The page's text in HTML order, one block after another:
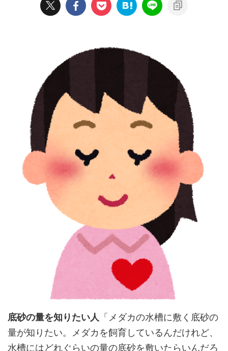
底砂の量を知りたい人 「メダカの水槽に敷く底砂の
量が知りたい。メダカを飼育しているんだけれど、
水槽にはどれぐらいの量の底砂を敷いたらいんだろ